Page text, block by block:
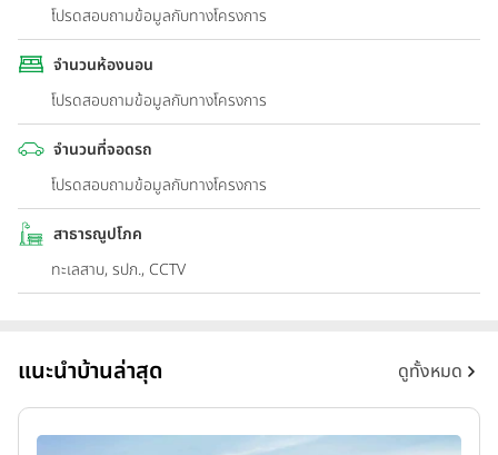
โปรดสอบถามข้อมูลกับทางโครงการ
จำนวนห้องนอน
โปรดสอบถามข้อมูลกับทางโครงการ
จำนวนที่จอดรถ
โปรดสอบถามข้อมูลกับทางโครงการ
สาธารณูปโภค
ทะเลสาบ, รปภ., CCTV
แนะนำบ้านล่าสุด ดูทั้งหมด